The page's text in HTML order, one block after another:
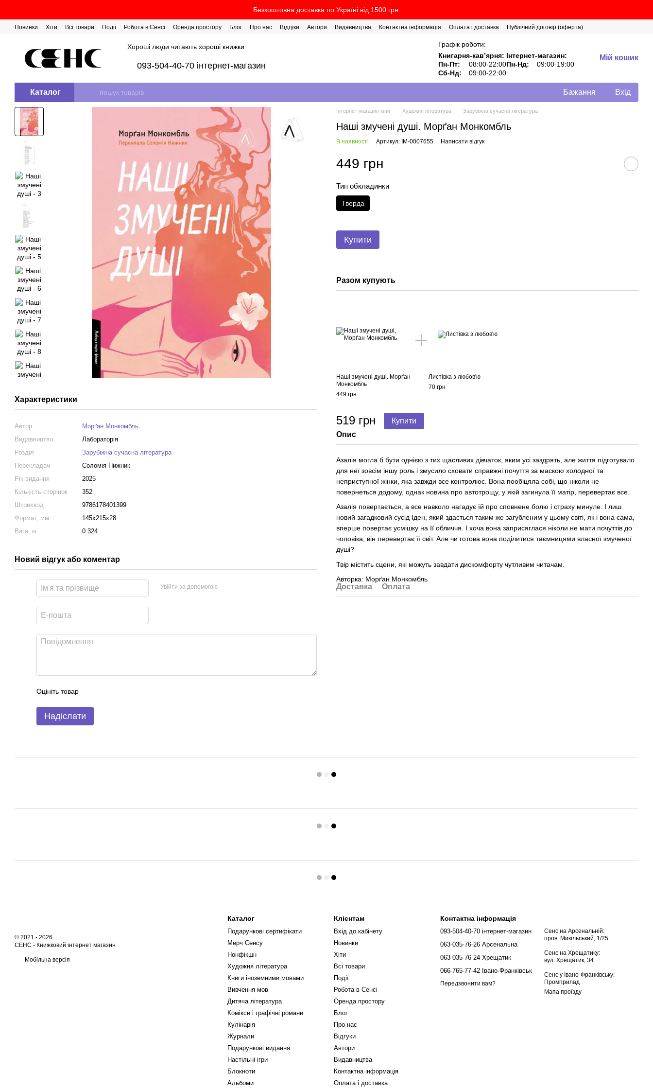
Безкоштовна доставка по Україні від 1500 грн.
Новинки Хіти Всі товари Події Робота в Сенсі Оренда простору Блог Про нас Відгуки Автори Видавництва Контактна інформація Оплата і доставка
Публічний договір (оферта)
Хороші люди читають хороші книжки
093-504-40-70 інтернет-магазин
Графік роботи:
Книгарня-кавʼярня: Інтернет-магазин:
Пн-Пт:
08:00-22:00Пн-Нд:
09:00-19:00
Сб-Нд:
09:00-22:00
Мій кошик
Каталог Бажання Вхід
Характеристики
Автор
Морґан Монкомбль
Видавництво
Лабораторія
Розділ
Зарубіжна сучасна література
Перекладач
Соломія Нижник
Рік видання
2025
Кількість сторінок
352
Штрихкод
9786178401399
Формат, мм
145x215x28
Вага, кг
0.324
Новий відгук або коментар
Увійти за допомогою
Оцініть товар
Надіслати
Інтернет-магазин книг Художня література Зарубіжна сучасна література
Наші змучені душі. Морґан Монкомбль
В наявності Артикул: IM-0007655 Написати відгук
449 грн
Тип обкладинки
Тверда
Купити
Разом купують
Наші змучені душі. Морґан
Монкомбль
449 грн
Листівка з любов'ю
70 грн
519 грн
Купити
Опис
Азалія могла б бути однією з тих щасливих дівчаток, яким усі заздрять, але життя підготувало
для неї зовсім іншу роль і змусило сховати справжні почуття за маскою холодної та
неприступної жінки, яка завжди все контролює. Вона пообіцяла собі, що ніколи не
повернеться додому, однак новина про автотрощу, у якій загинула її матір, перевертає все.
Азалія повертається, а все навколо нагадує їй про сповнене болю і страху минуле. І лиш
новий загадковий сусід Іден, який здається таким же загубленим у цьому світі, як і вона сама,
вперше повертає усмішку на її обличчя. І хоча вона заприсяглася ніколи не мати почуттів до
чоловіка, він перевертає її світ. Але чи готова вона поділитися таємницями власної змученої
душі?
Твір містить сцени, які можуть завдати дискомфорту чутливим читачам.
Авторка: Морґан Монкомбль
Доставка Оплата
© 2021 - 2026
СЕНС - Книжковий інтернет магазин
Мобільна версія
Каталог
Подарункові сертифікати
Мерч Сенсу
Нонфікшн
Художня література
Книги іноземними мовами
Вивчення мов
Дитяча література
Комікси і графічні романи
Кулінарія
Журнали
Подарункові видання
Настільні ігри
Блокноти
Альбоми
Клієнтам
Вхід до кабінету
Новинки
Хіти
Всі товари
Події
Робота в Сенсі
Оренда простору
Блог
Про нас
Відгуки
Автори
Видавництва
Контактна інформація
Оплата і доставка
Контактна інформація
093-504-40-70 інтернет-магазин
063-035-76-26 Арсенальна
063-035-76-24 Хрещатик
066-765-77-42 Івано-Франківськ
Передзвонити вам?
Сенс на Арсенальній:
пров. Микільський, 1/25
Сенс на Хрещатику:
вул. Хрещатик, 34
Сенс у Івано-Франківську:
Промприлад
Мапа проїзду